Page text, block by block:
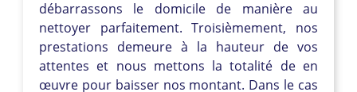
débarrassons le domicile de manière au
nettoyer parfaitement. Troisièmement, nos
prestations demeure à la hauteur de vos
attentes et nous mettons la totalité de en
œuvre pour baisser nos montant. Dans le cas